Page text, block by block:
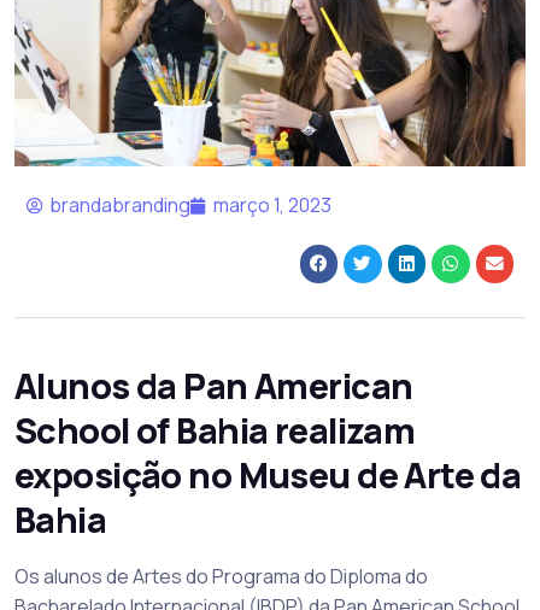
brandabranding março 1, 2023
Alunos da Pan American
School of Bahia realizam
exposição no Museu de Arte da
Bahia
Os alunos de Artes do Programa do Diploma do